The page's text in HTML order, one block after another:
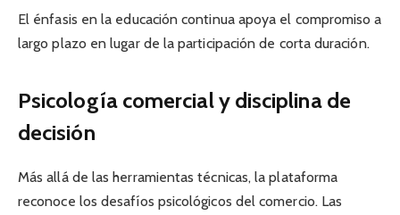
El énfasis en la educación continua apoya el compromiso a
largo plazo en lugar de la participación de corta duración.
Psicología comercial y disciplina de
decisión
Más allá de las herramientas técnicas, la plataforma
reconoce los desafíos psicológicos del comercio. Las